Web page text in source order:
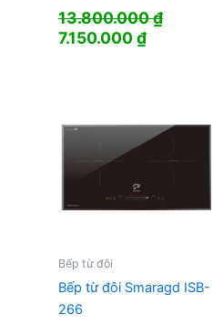
13.800.000₫
Giá
7.150.000₫Giá
Bếp từ đôi
Bếp từ đôi Smaragd ISB-
266